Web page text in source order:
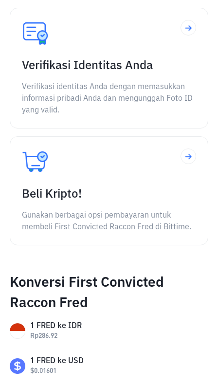
Verifikasi Identitas Anda
Verifikasi identitas Anda dengan memasukkan
informasi pribadi Anda dan mengunggah Foto ID
yang valid.
Beli Kripto!
Gunakan berbagai opsi pembayaran untuk
membeli First Convicted Raccon Fred di Bittime.
Konversi First Convicted
Raccon Fred
1 FRED ke IDR
Rp286.92
1 FRED ke USD
$0.01601